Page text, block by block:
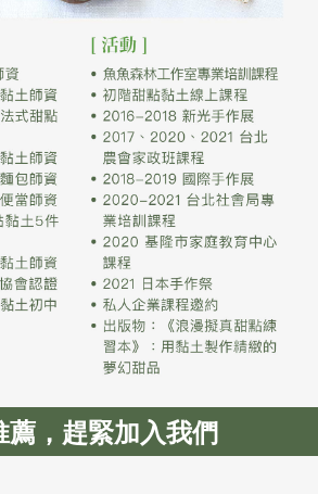
薦，趕緊加入我們